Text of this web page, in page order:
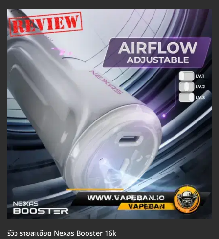
รีวิวรายละเอียด Nexas Booster 16k